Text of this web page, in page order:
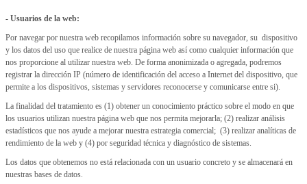
- Usuarios de la web:
Por navegar por nuestra web recopilamos información sobre su navegador, su dispositivo
y los datos del uso que realice de nuestra página web así como cualquier información que
nos proporcione al utilizar nuestra web. De forma anonimizada o agregada, podremos
registrar la dirección IP (número de identificación del acceso a Internet del dispositivo, que
permite a los dispositivos, sistemas y servidores reconocerse y comunicarse entre si).
La finalidad del tratamiento es (1) obtener un conocimiento práctico sobre el modo en que
los usuarios utilizan nuestra página web que nos permita mejorarla; (2) realizar análisis
estadísticos que nos ayude a mejorar nuestra estrategia comercial; (3) realizar analíticas de
rendimiento de la web y (4) por seguridad técnica y diagnóstico de sistemas.
Los datos que obtenemos no está relacionada con un usuario concreto y se almacenará en
nuestras bases de datos.